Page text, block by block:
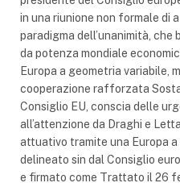
in una riunione non formale di
paradigma dell’unanimità, che
da potenza mondiale
Europa a geometria variabile,
cooperazione rafforzata
Consiglio EU, conscia delle
all’attenzione da Draghi e
attuativo tramite una Europa
delineato sin dal Consiglio
e firmato come Trattato il 26